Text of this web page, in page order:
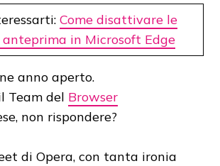
Come disattivare le
in Microsoft Edge
anno aperto.
Team del Browser
non rispondere?
di Opera, con tanta ironia